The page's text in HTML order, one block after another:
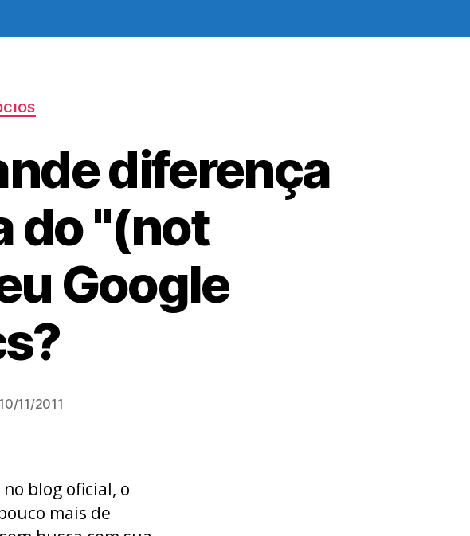
diferença
do "(not
Google
10/11/2011
blog oficial, o
mais de